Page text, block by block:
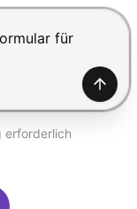
für einen
erforderlich